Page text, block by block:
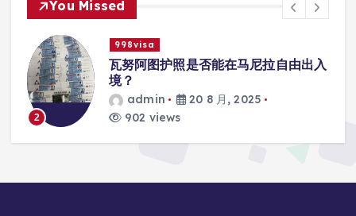
You Missed
3
998visa
瓦努阿图护照是否能在马尼拉使用国际
学校的注册？
admin
20 8 月, 2025
817 views